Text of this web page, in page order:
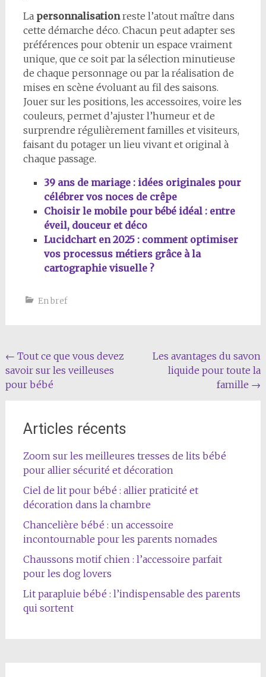
La personnalisationreste l’atout maître dans
cette démarche déco. Chacun peut adapter ses
préférences pour obtenir un espace vraiment
unique, que ce soit par la sélection minutieuse
de chaque personnage ou par la réalisation de
mises en scène évoluant au fil des saisons.
Jouer sur les positions, les accessoires, voire les
couleurs, permet d’ajuster l’humeur et de
surprendre régulièrement familles et visiteurs,
faisant du potager un lieu vivant et original à
chaque passage.
39 ans de mariage : idées originales pour
célébrer vos noces de crêpe
Choisir le mobile pour bébé idéal : entre
éveil, douceur et déco
Lucidchart en 2025 : comment optimiser
vos processus métiers grâce à la
cartographie visuelle ?
En bref
Navigation
de
l'article
← Tout ce que vous devez
savoir sur les veilleuses
pour bébé
Les avantages du savon
liquide pour toute la
famille →
Articles récents
Zoom sur les meilleures tresses de lits bébé
pour allier sécurité et décoration
Ciel de lit pour bébé : allier praticité et
décoration dans la chambre
Chancelière bébé : un accessoire
incontournable pour les parents nomades
Chaussons motif chien : l’accessoire parfait
pour les dog lovers
Lit parapluie bébé : l’indispensable des parents
qui sortent